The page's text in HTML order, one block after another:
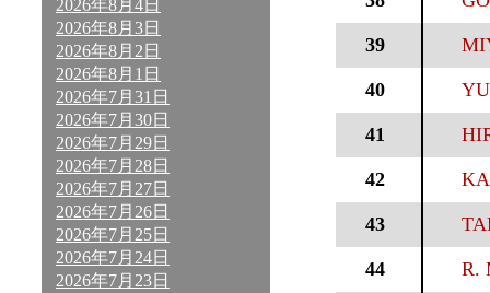
2026年8月4日
2026年8月3日
2026年8月2日
2026年8月1日
2026年7月31日
2026年7月30日
2026年7月29日
2026年7月28日
2026年7月27日
2026年7月26日
2026年7月25日
2026年7月24日
2026年7月23日
39
40
41
42
43
44 R.